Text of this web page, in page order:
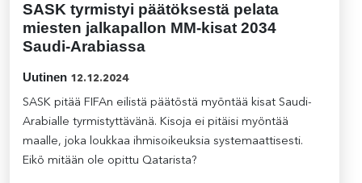
SASK tyrmistyi päätöksestä pelata
miesten jalkapallon MM-kisat 2034
Saudi-Arabiassa
Uutinen 12.12.2024
SASK pitää FIFAn eilistä päätöstä myöntää kisat Saudi-
Arabialle tyrmistyttävänä. Kisoja ei pitäisi myöntää
maalle, joka loukkaa ihmisoikeuksia systemaattisesti.
Eikö mitään ole opittu Qatarista?